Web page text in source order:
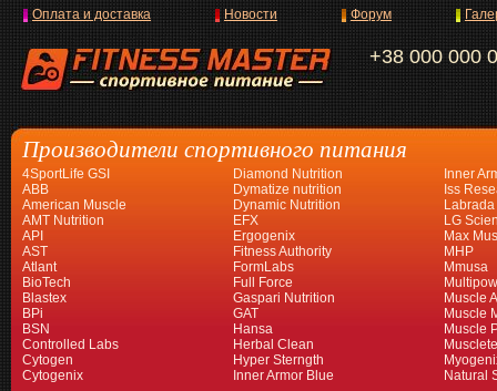
+38 000 000
Оплата и доставка Новости Форум
Производители спортивного питания
4SportLife GSI
ABB
American Muscle
AMT Nutrition
API
AST
Atlant
BioTech
Blastex
BPi
BSN
Controlled Labs
Cytogen
Cytogenix
Diamond Nutrition
Dymatize nutrition
Dynamic Nutrition
EFX
Ergogenix
Fitness Authority
FormLabs
Full Force
Gaspari Nutrition
GAT
Hansa
Herbal Clean
Hyper Sterngth
Inner Armor Blue
Inner
Iss
Labrada
LG
Max
MHP
Mmusa
Muscle
Muscle
Muscle
Natural